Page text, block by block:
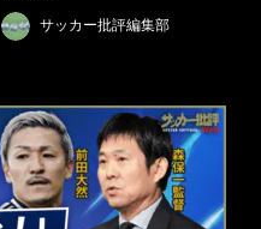
サッカー批評編集部